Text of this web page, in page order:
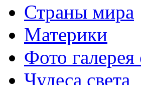
Страны мира
Материки
Фото галерея
Чудеса света